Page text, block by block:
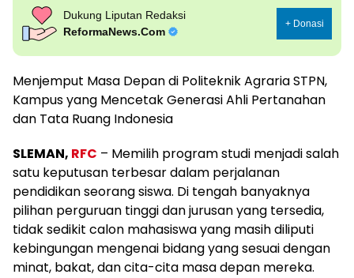
Dukung Liputan Redaksi
ReformaNews.Com
+ Donasi
Menjemput Masa Depan di Politeknik Agraria STPN,
Kampus yang Mencetak Generasi Ahli Pertanahan
dan Tata Ruang Indonesia
SLEMAN, RFC – Memilih program studi menjadi salah
satu keputusan terbesar dalam perjalanan
pendidikan seorang siswa. Di tengah banyaknya
pilihan perguruan tinggi dan jurusan yang tersedia,
tidak sedikit calon mahasiswa yang masih diliputi
kebingungan mengenai bidang yang sesuai dengan
minat, bakat, dan cita-cita masa depan mereka.